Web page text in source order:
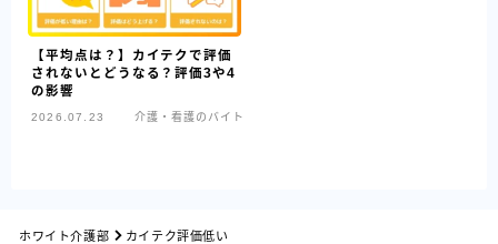
【平均点は？】カイテクで評価
されないとどうなる？評価3や4
の影響
2026.07.23 介護・看護のバイト
ホワイト介護部 カイテク評価低い